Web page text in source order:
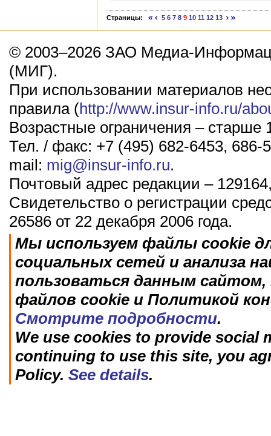
Страницы: 5 6 7 8 9 10 11 12 13
© 2003–2026 ЗАО Медиа-
(МИГ).
При использовании материалов
правила (http://www.insur-info.ru/
Возрастные ограничения – старше
Тел. / факс: +7 (495) 682-6453, 686-
mail: mig@insur-info.ru.
Почтовый адрес редакции –
Свидетельство о регистрации
26586 от 22 декабря 2006 года.
Мы используем файлы cookie
социальных сетей и анализа
пользоваться данным
файлов cookie и Политикой
Смотрите подробности.
We use cookies to provide social
continuing to use this site, you
Policy. See details.